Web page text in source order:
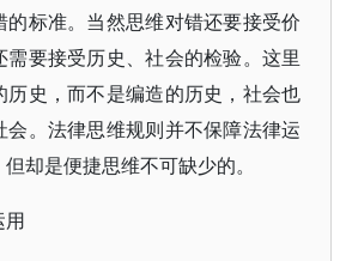
的标准。当然思维对错还要接受价
要接受历史、社会的检验。这里
历史，而不是编造的历史，社会也
会。法律思维规则并不保障法律运
却是便捷思维不可缺少的。
用